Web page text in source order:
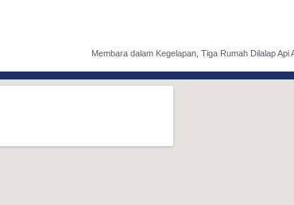
Membara dalam Kegelapan, Tiga Rumah Dilalap Api